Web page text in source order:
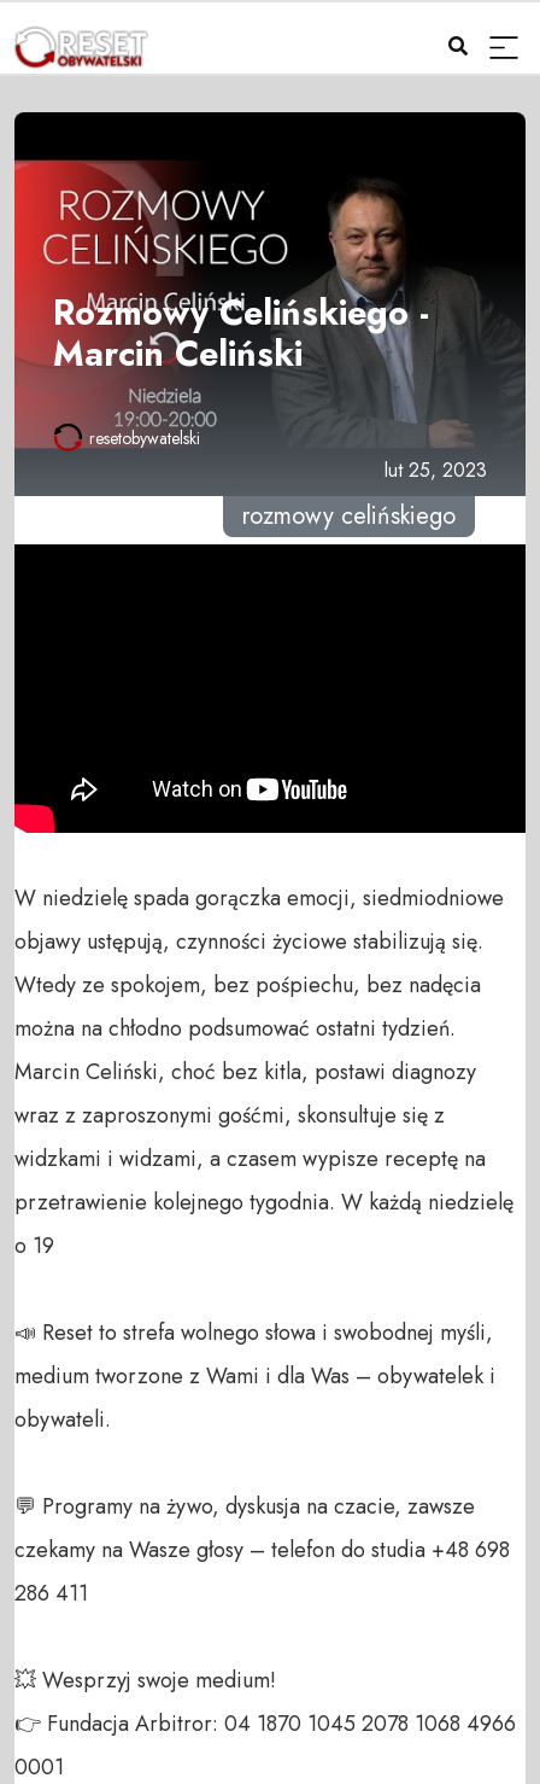
Rozmowy Celińskiego -
Marcin Celiński
resetobywatelski
lut 25, 2023
rozmowy celińskiego
W niedzielę spada gorączka emocji, siedmiodniowe
objawy ustępują, czynności życiowe stabilizują się.
Wtedy ze spokojem, bez pośpiechu, bez nadęcia
można na chłodno podsumować ostatni tydzień.
Marcin Celiński, choć bez kitla, postawi diagnozy
wraz z zaproszonymi gośćmi, skonsultuje się z
widzkami i widzami, a czasem wypisze receptę na
przetrawienie kolejnego tygodnia. W każdą niedzielę
o 19
📣 Reset to strefa wolnego słowa i swobodnej myśli,
medium tworzone z Wami i dla Was – obywatelek i
obywateli.
💬 Programy na żywo, dyskusja na czacie, zawsze
czekamy na Wasze głosy – telefon do studia +48 698
286 411
💥 Wesprzyj swoje medium!
👉 Fundacja Arbitror: 04 1870 1045 2078 1068 4966
0001